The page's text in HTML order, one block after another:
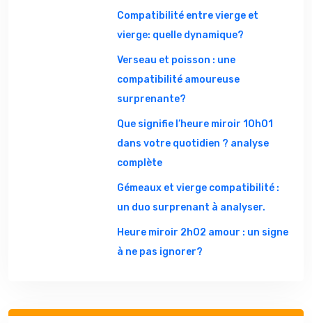
Compatibilité entre vierge et
vierge: quelle dynamique?
Verseau et poisson : une
compatibilité amoureuse
surprenante?
Que signifie l’heure miroir 10h01
dans votre quotidien ? analyse
complète
Gémeaux et vierge compatibilité :
un duo surprenant à analyser.
Heure miroir 2h02 amour : un signe
à ne pas ignorer?